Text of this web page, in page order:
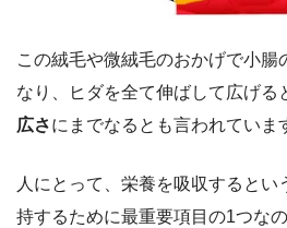
この絨毛や微絨毛のおかげで小腸
なり、ヒダを全て伸ばして広げる
広さにまでなるとも言われていま
人にとって、栄養を吸収するとい
持するために最重要項目の1つな